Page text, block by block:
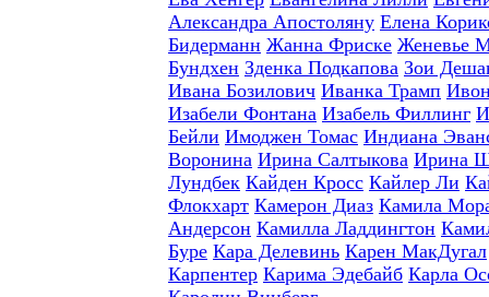
Александра Апостоляну Елена
Бидерманн Жанна Фриске Женевье
Бундхен Зденка Подкапова Зои
Ивана Бозилович Иванка Трамп
Изабели Фонтана Изабель Филлинг
Бейли Имоджен Томас Индиана
Воронина Ирина Салтыкова Ирина
Лундбек Кайден Кросс Кайлер Ли
Флокхарт Камерон Диаз Камила
Андерсон Камилла Ладдингтон
Буре Кара Делевинь Карен МакДугал
Карпентер Карима Эдебайб Карла